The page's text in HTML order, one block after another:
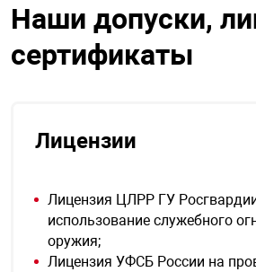
Наши допуски,
сертификаты
Лицензии
Лицензия ЦЛРР ГУ
использование служебного
оружия;
Лицензия УФСБ России на